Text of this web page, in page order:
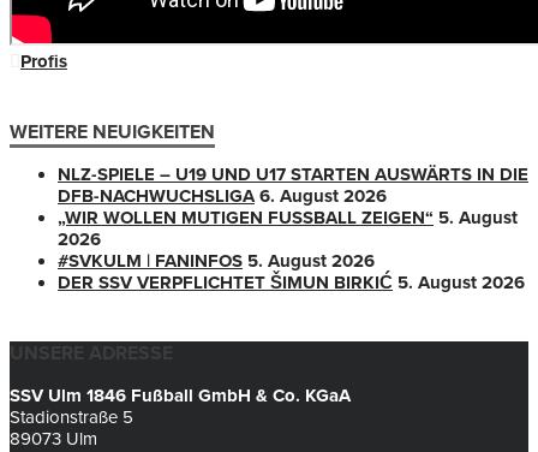
Profis
WEITERE NEUIGKEITEN
NLZ-SPIELE – U19 UND U17 STARTEN AUSWÄRTS IN DIE
DFB-NACHWUCHSLIGA 6. August 2026
„WIR WOLLEN MUTIGEN FUSSBALL ZEIGEN“
5. August
2026
#SVKULM | FANINFOS 5. August 2026
DER SSV VERPFLICHTET ŠIMUN BIRKIĆ 5. August 2026
UNSERE ADRESSE
SSV Ulm 1846 Fußball GmbH & Co. KGaA
Stadionstraße 5
89073 Ulm